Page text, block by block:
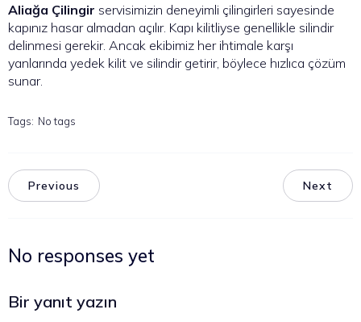
Aliağa Çilingir servisimizin deneyimli çilingirleri sayesinde
kapınız hasar almadan açılır. Kapı kilitliyse genellikle silindir
delinmesi gerekir. Ancak ekibimiz her ihtimale karşı
yanlarında yedek kilit ve silindir getirir, böylece hızlıca çözüm
sunar.
Tags: No tags
Previous Next
No responses yet
Bir yanıt yazın